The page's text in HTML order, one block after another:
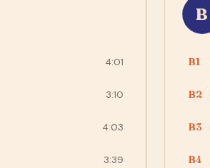
4:01
3:10
4:03
3:39
B
B1
B2
B3
B4
perfeita, bem embalada, recomendo!”